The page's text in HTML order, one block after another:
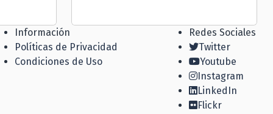
Información
Políticas de Privacidad
Condiciones de Uso
Redes Sociales
Twitter
Youtube
Instagram
LinkedIn
Flickr